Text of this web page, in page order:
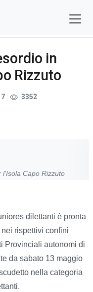
in
Rizzuto
3352
l'Isola Capo Rizzuto
dilettanti è pronta
rispettivi confini
Provinciali autonomi di
da sabato 13 maggio
nella categoria